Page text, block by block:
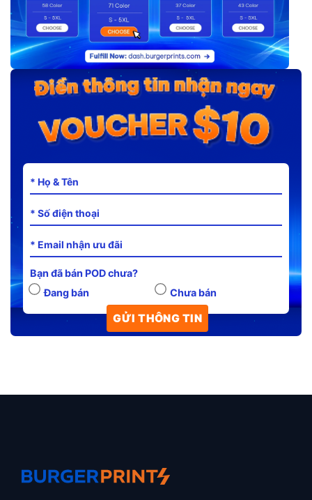
Bạn đã bán POD chưa?
Đang bán
Chưa bán